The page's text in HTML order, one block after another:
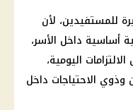
للمستفيدين، لأن
أساسية داخل الأسر،
اليومية،
الاحتياجات داخل